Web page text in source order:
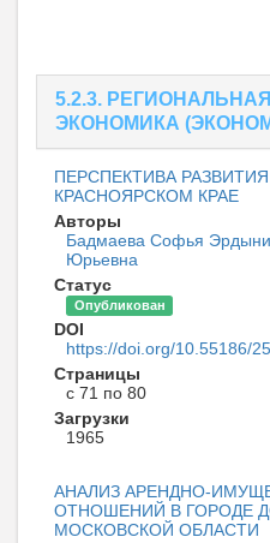
5.2.3.
ЭКОНОМИКА
ПЕРСПЕКТИВА
КРАСНОЯРСКОМ КРАЕ
Авторы
Бадмаева Софья
Юрьевна
Статус
Опубликован
DOI
https://doi.org/10.55186/
Страницы
с 71 по 80
Загрузки
1965
АНАЛИЗ АРЕНДНО-
ОТНОШЕНИЙ В ГОРОДЕ
МОСКОВСКОЙ ОБЛАСТИ